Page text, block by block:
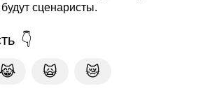
сценаристы.
😹 🙀 😿